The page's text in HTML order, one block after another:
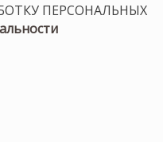
ПЕРСОНАЛЬНЫХ